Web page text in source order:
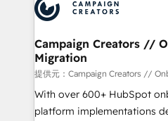
approach has helped
extensive experience
and manufacturers since
empowering our clients
autonomy. Get to grips with
guided implementation and
the CRM platform into your
you like support in
Campaign Creators //
Migration
提供元：Campaign Creators //
With over 600+ HubSpot
platform implementations